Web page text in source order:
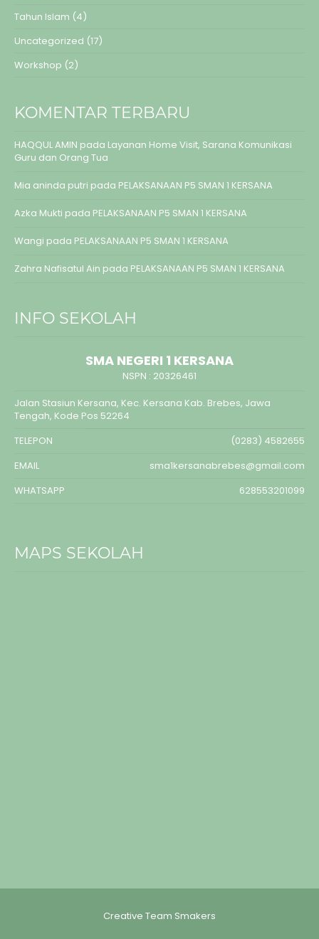
Tahun Islam (4)
Uncategorized (17)
Workshop (2)
KOMENTAR TERBARU
HAQQUL AMIN pada Layanan Home Visit, Sarana Komunikasi
Guru dan Orang Tua
Mia aninda putri pada PELAKSANAAN P5 SMAN 1 KERSANA
Azka Mukti pada PELAKSANAAN P5 SMAN 1 KERSANA
Wangi pada PELAKSANAAN P5 SMAN 1 KERSANA
Zahra Nafisatul Ain pada PELAKSANAAN P5 SMAN 1 KERSANA
INFO SEKOLAH
SMA NEGERI 1 KERSANA
NSPN : 20326461
Jalan Stasiun Kersana, Kec. Kersana Kab. Brebes, Jawa
Tengah, Kode Pos 52264
TELEPON
(0283) 4582655
EMAIL
sma1kersanabrebes@gmail.com
WHATSAPP
628553201099
MAPS SEKOLAH
Creative Team Smakers